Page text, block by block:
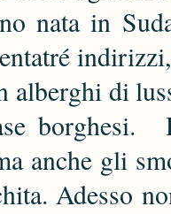
nata in
alberghi di
borghesi.
anche gli
Adesso